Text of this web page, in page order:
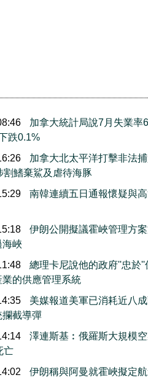
加拿大統計局說7月失業率
跌0.1%
加拿大北太平洋打擊非法
割鰭棄鯊及虐待海豚
南韓連續五日通報懷疑與
伊朗公開擬議霍峽管理方
海峽
總理卡尼說他的政府''忠於''
的供應管理系統
美媒報道美軍已消耗近八
攔截導彈
澤連斯基︰俄羅斯大規模
亡
伊朗稱與阿曼就霍峽擬定